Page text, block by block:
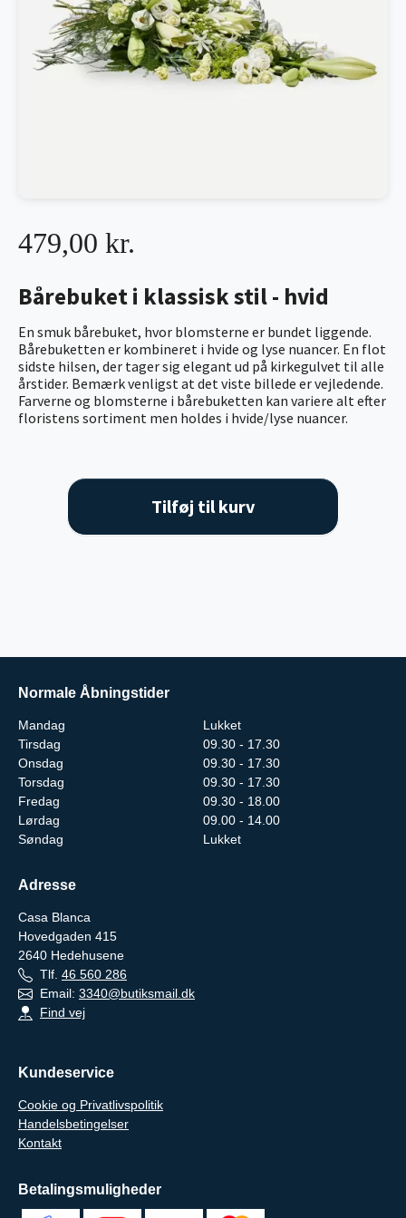
Bårebuket i klassisk stil - hvid
En smuk bårebuket, hvor blomsterne er bundet liggende.
Bårebuketten er kombineret i hvide og lyse nuancer. En flot
sidste hilsen, der tager sig elegant ud på kirkegulvet til alle
årstider. Bemærk venligst at det viste billede er vejledende.
Farverne og blomsterne i bårebuketten kan variere alt efter
floristens sortiment men holdes i hvide/lyse nuancer.
479,00 kr.
Tilføj til kurv
Normale Åbningstider
Mandag
Lukket
Tirsdag
09.30 - 17.30
Onsdag
09.30 - 17.30
Torsdag
09.30 - 17.30
Fredag
09.30 - 18.00
Lørdag
09.00 - 14.00
Søndag
Lukket
Adresse
Casa Blanca
Hovedgaden 415
2640 Hedehusene
Tlf. 46 560 286
Email: 3340@butiksmail.dk
Find vej
Kundeservice
Cookie og Privatlivspolitik
Handelsbetingelser
Kontakt
Betalingsmuligheder